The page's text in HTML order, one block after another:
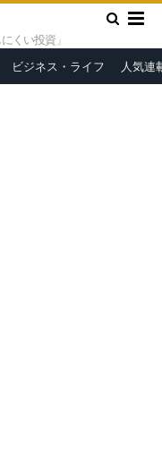
くい投資」
ビジネス・ライフ 人気連